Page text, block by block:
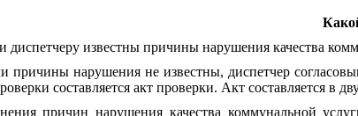
диспетчеру известны причины нарушения качества
причины нарушения не известны, диспетчер
составляется акт проверки. Акт составляется в
причин нарушения качества коммунальной